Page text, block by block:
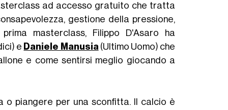
ad accesso gratuito che tratta
gestione della pressione,
masterclass, Filippo D'Asaro ha
e Daniele Manusia (Ultimo Uomo) che
e come sentirsi meglio giocando a
o piangere per una sconfitta. Il calcio è